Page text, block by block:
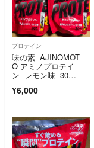
プロテイン
味の素 AJINOMOT
O アミノプロテイ
ン レモン味 30
¥6,000